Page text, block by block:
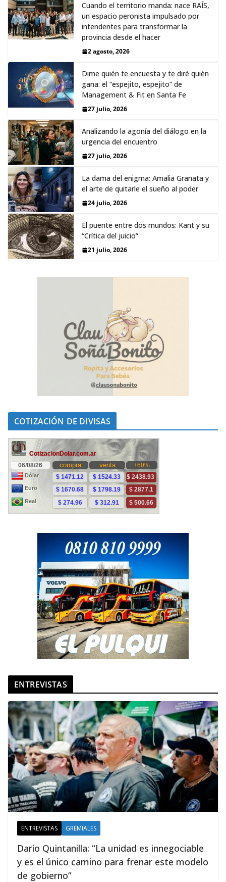
Cuando el territorio manda: nace RAÍS,
un espacio peronista impulsado por
intendentes para transformar la
provincia desde el hacer
2 agosto, 2026
Dime quién te encuesta y te diré quién
gana: el “espejito, espejito” de
Management & Fit en Santa Fe
27 julio, 2026
Analizando la agonía del diálogo en la
urgencia del encuentro
27 julio, 2026
La dama del enigma: Amalia Granata y
el arte de quitarle el sueño al poder
24 julio, 2026
El puente entre dos mundos: Kant y su
“Crítica del juicio”
21 julio, 2026
COTIZACIÓN DE DIVISAS
ENTREVISTAS
ENTREVISTAS GREMIALES
Darío Quintanilla: “La unidad es innegociable
y es el único camino para frenar este modelo
de gobierno”